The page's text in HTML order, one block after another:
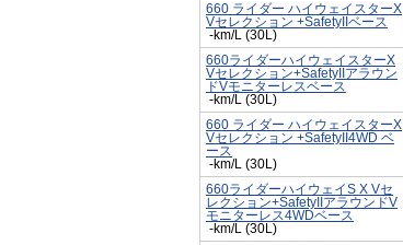
660 ライダー ハイウェイスターX
Vセレクション +SafetyIIベース
-km/L (30L)
660ライダーハイウェイスターX
Vセレクション+SafetyIIアラウン
ドVモニターレスベース
-km/L (30L)
660 ライダー ハイウェイスターX
Vセレクション +SafetyII4WD ベ
ース
-km/L (30L)
660ライダーハイウェイS X Vセ
レクション+SafetyIIアラウンドV
モニターレス4WDベース
-km/L (30L)